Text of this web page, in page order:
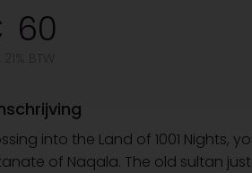
60
into the Land of 1001 Nights,
of Naqala. The old sultan